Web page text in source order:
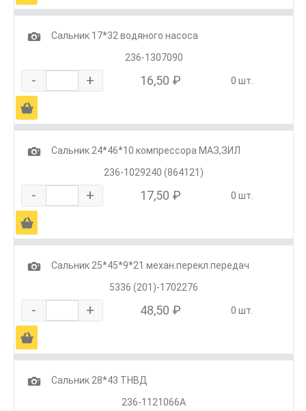
1
Сальник 17*32 водяного насоса
236-1307090
- + 16,50 ₽ 0 шт.
Ä
1
Сальник 24*46*10 компрессора МАЗ,ЗИЛ
236-1029240 (864121)
- + 17,50 ₽ 0 шт.
Ä
1
Сальник 25*45*9*21 механ.перекл.передач
5336 (201)-1702276
- + 48,50 ₽ 0 шт.
Ä
1
Сальник 28*43 ТНВД
236-1121066А